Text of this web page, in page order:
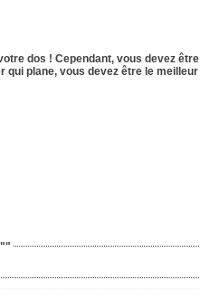
dos ! Cependant, vous devez être
plane, vous devez être le meilleur